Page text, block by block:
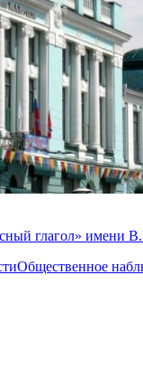
глагол» имени
Общественное